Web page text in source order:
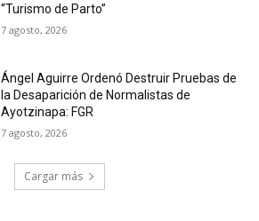
“Turismo de Parto”
7 agosto, 2026
Ángel Aguirre Ordenó Destruir Pruebas de
la Desaparición de Normalistas de
Ayotzinapa: FGR
7 agosto, 2026
Cargar más